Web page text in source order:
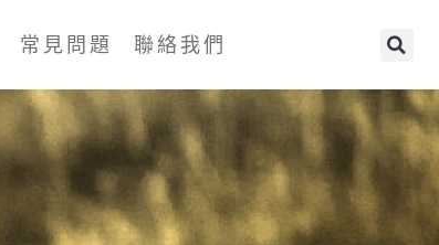
常見問題 聯絡我們